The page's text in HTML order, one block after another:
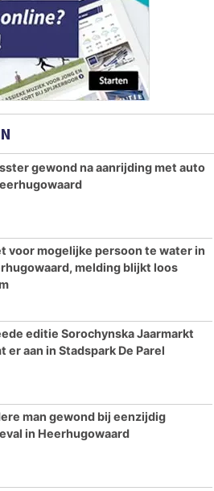
gewond na aanrijding met auto
voor mogelijke persoon te water in
melding blijkt loos
editie Sorochynska Jaarmarkt
er aan in Stadspark De Parel
man gewond bij eenzijdig
in Heerhugowaard